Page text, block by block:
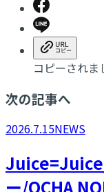
コピーされま
次の記事へ
2026.7.15NEWS
ー/OCHA